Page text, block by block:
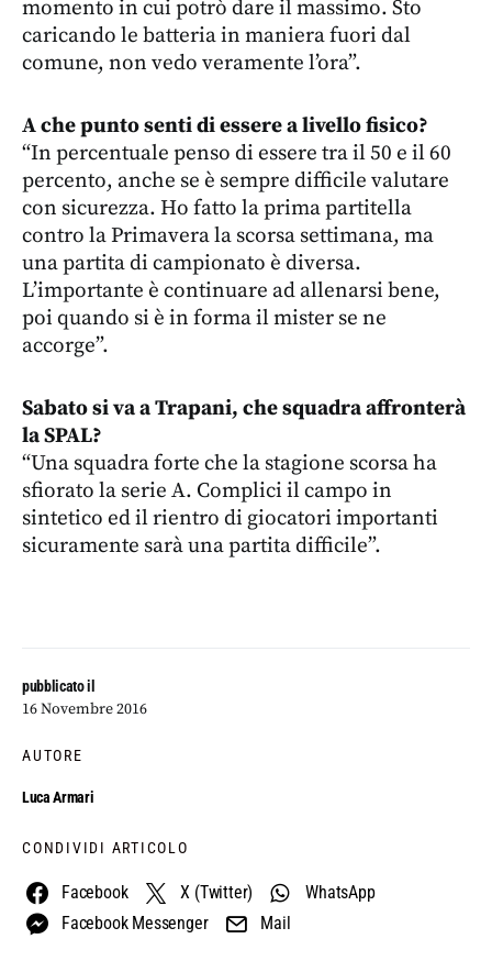
pubblicato il
16 Novembre 2016
AUTORE
Luca Armari
CONDIVIDI ARTICOLO
Facebook X (Twitter)
WhatsApp
Facebook Messenger
Mail
momento in cui potrò dare il massimo. Sto
caricando le batteria in maniera fuori dal
comune, non vedo veramente l’ora”.
A che punto senti di essere a livello fisico?
“In percentuale penso di essere tra il 50 e il 60
percento, anche se è sempre difficile valutare
con sicurezza. Ho fatto la prima partitella
contro la Primavera la scorsa settimana, ma
una partita di campionato è diversa.
L’importante è continuare ad allenarsi bene,
poi quando si è in forma il mister se ne
accorge”.
Sabato si va a Trapani, che squadra affronterà
la SPAL?
“Una squadra forte che la stagione scorsa ha
sfiorato la serie A. Complici il campo in
sintetico ed il rientro di giocatori importanti
sicuramente sarà una partita difficile”.